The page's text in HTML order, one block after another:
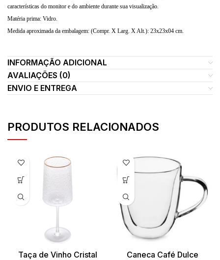
características do monitor e do ambiente durante sua visualização.
Matéria prima: Vidro.
Medida aproximada da embalagem: (Compr. X Larg. X Alt.): 23x23x04 cm.
INFORMAÇÃO ADICIONAL
AVALIAÇÕES (0)
ENVIO E ENTREGA
PRODUTOS RELACIONADOS
Taça de Vinho Cristal
Caneca Café Dulce